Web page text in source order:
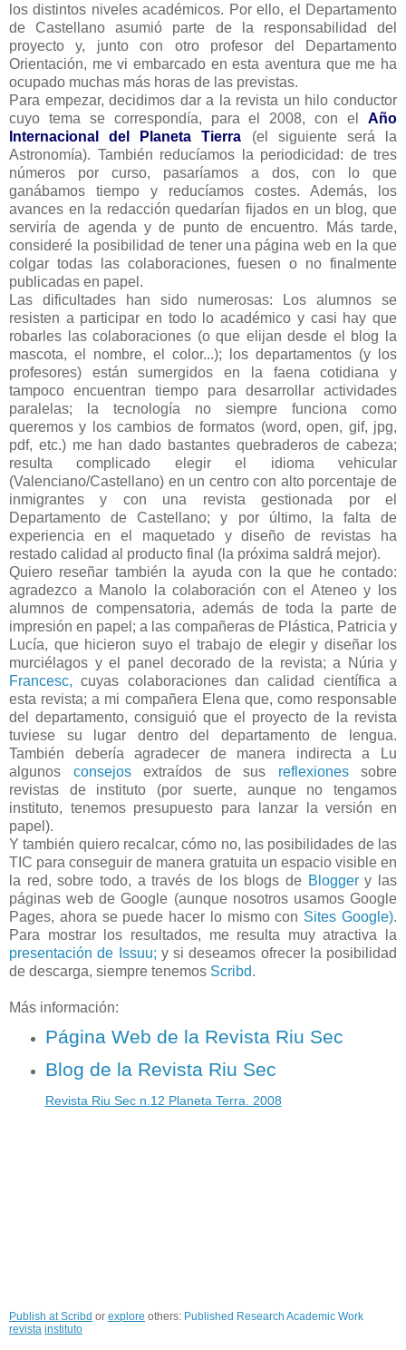
los distintos niveles académicos. Por ello, el Departamento
de Castellano asumió parte de la responsabilidad del
proyecto y, junto con otro profesor del Departamento
Orientación, me vi embarcado en esta aventura que me ha
ocupado muchas más horas de las previstas.
Para empezar, decidimos dar a la revista un hilo conductor
cuyo tema se correspondía, para el 2008, con el Año
Internacional del Planeta Tierra (el siguiente será la
Astronomía). También reducíamos la periodicidad: de tres
números por curso, pasaríamos a dos, con lo que
ganábamos tiempo y reducíamos costes. Además, los
avances en la redacción quedarían fijados en un blog, que
serviría de agenda y de punto de encuentro. Más tarde,
consideré la posibilidad de tener una página web en la que
colgar todas las colaboraciones, fuesen o no finalmente
publicadas en papel.
Las dificultades han sido numerosas: Los alumnos se
resisten a participar en todo lo académico y casi hay que
robarles las colaboraciones (o que elijan desde el blog la
mascota, el nombre, el color...); los departamentos (y los
profesores) están sumergidos en la faena cotidiana y
tampoco encuentran tiempo para desarrollar actividades
paralelas; la tecnología no siempre funciona como
queremos y los cambios de formatos (word, open, gif, jpg,
pdf, etc.) me han dado bastantes quebraderos de cabeza;
resulta complicado elegir el idioma vehicular
(Valenciano/Castellano) en un centro con alto porcentaje de
inmigrantes y con una revista gestionada por el
Departamento de Castellano; y por último, la falta de
experiencia en el maquetado y diseño de revistas ha
restado calidad al producto final (la próxima saldrá mejor).
Quiero reseñar también la ayuda con la que he contado:
agradezco a Manolo la colaboración con el Ateneo y los
alumnos de compensatoria, además de toda la parte de
impresión en papel; a las compañeras de Plástica, Patricia y
Lucía, que hicieron suyo el trabajo de elegir y diseñar los
murciélagos y el panel decorado de la revista; a Núria y
Francesc, cuyas colaboraciones dan calidad científica a
esta revista; a mi compañera Elena que, como responsable
del departamento, consiguió que el proyecto de la revista
tuviese su lugar dentro del departamento de lengua.
También debería agradecer de manera indirecta a Lu
algunos consejosextraídos de sus reflexionessobre
revistas de instituto (por suerte, aunque no tengamos
instituto, tenemos presupuesto para lanzar la versión en
papel).
Y también quiero recalcar, cómo no, las posibilidades de las
TIC para conseguir de manera gratuita un espacio visible en
la red, sobre todo, a través de los blogs de Bloggery las
páginas web de Google (aunque nosotros usamos Google
Pages, ahora se puede hacer lo mismo con Sites Google).
Para mostrar los resultados, me resulta muy atractiva la
presentación de Issuu; y si deseamos ofrecer la posibilidad
de descarga, siempre tenemos Scribd.
Más información:
Página Web de la Revista Riu Sec
Blog de la Revista Riu Sec
Revista Riu Sec n.12 Planeta Terra. 2008
Publish at Scribd or explore others: Published Research Academic Work
revista instituto